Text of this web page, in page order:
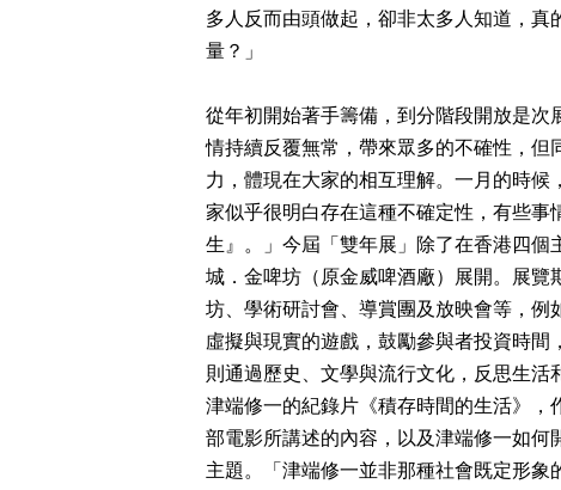
多人反而由頭做起，卻非太多人知道，
量？」
從年初開始著手籌備，到分階段開放是
情持續反覆無常，帶來眾多的不確性，
力，體現在大家的相互理解。一月的時
家似乎很明白存在這種不確定性，有些
生』。」今屆「雙年展」除了在香港四
城．金啤坊（原金威啤酒廠）展開。展
坊、學術研討會、導賞團及放映會等，
虛擬與現實的遊戲，鼓勵參與者投資時間
則通過歷史、文學與流行文化，反思生
津端修一的紀錄片《積存時間的生活》，
部電影所講述的內容，以及津端修一如
主題。「津端修一並非那種社會既定形